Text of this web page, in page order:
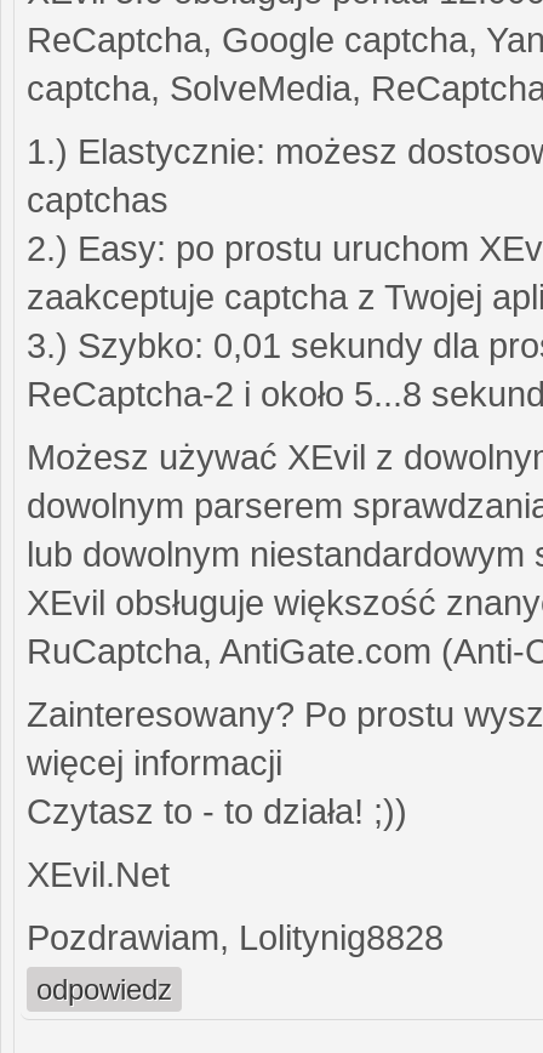
ReCaptcha, Google captcha,
captcha, SolveMedia,
1.) Elastycznie: możesz
captchas
2.) Easy: po prostu uruchom
zaakceptuje captcha z Twojej
3.) Szybko: 0,01 sekundy dla
ReCaptcha-2 i około 5...8
Możesz używać XEvil z
dowolnym parserem
lub dowolnym niestandardowym
XEvil obsługuje większość
RuCaptcha, AntiGate.com
Zainteresowany? Po prostu
więcej informacji
Czytasz to - to działa! ;))
XEvil.Net
Pozdrawiam, Lolitynig8828
odpowiedz